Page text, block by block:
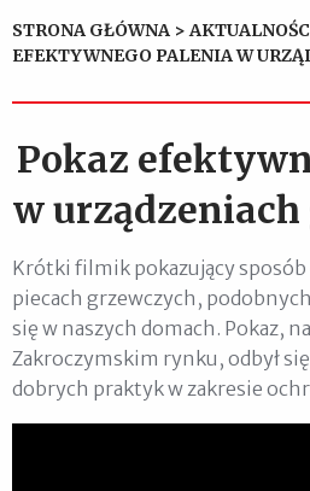
STRONA GŁÓWNA >
EFEKTYWNEGO PALENIA W
Pokaz
w
Krótki filmik pokazujący sposób
piecach grzewczych,
się w naszych domach. Pokaz,
Zakroczymskim rynku, odbył
dobrych praktyk w zakresie